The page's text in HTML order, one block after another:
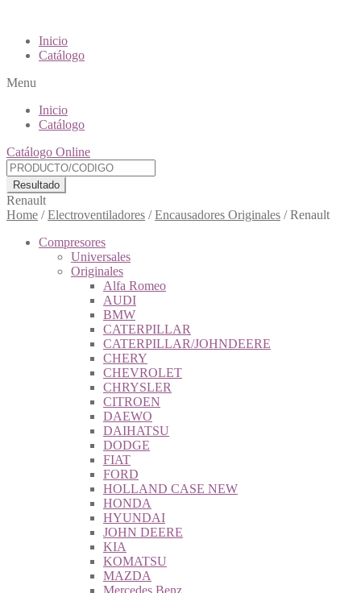
Inicio
Catálogo
Menu
Inicio
Catálogo
Catálogo Online
Resultado
Renault
Home /Electroventiladores /Encausadores Originales /Renault
Compresores
Universales
Originales
Alfa Romeo
AUDI
BMW
CATERPILLAR
CATERPILLAR/JOHNDEERE
CHERY
CHEVROLET
CHRYSLER
CITROEN
DAEWO
DAIHATSU
DODGE
FIAT
FORD
HOLLAND CASE NEW
HONDA
HYUNDAI
JOHN DEERE
KIA
KOMATSU
MAZDA
Mercedes Benz